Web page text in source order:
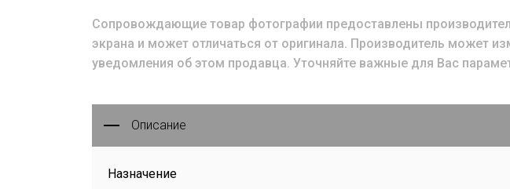
Сопровождающие товар фотографии предоставлены
экрана и может отличаться от оригинала. Производитель может
уведомления об этом продавца. Уточняйте важные для Вас
Описание
Назначение